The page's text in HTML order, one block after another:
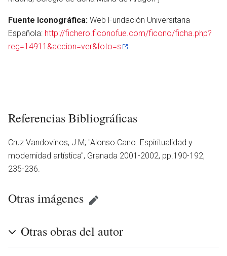
Fuente Iconográfica: Web Fundación Universitaria
Española: http://fichero.ficonofue.com/ficono/ficha.php?
reg=14911&accion=ver&foto=s
Referencias Bibliográficas
Cruz Vandovinos, J.M; ''Alonso Cano. Espiritualidad y
modernidad artística'', Granada 2001-2002, pp.190-192,
235-236.
Otras imágenes
Otras obras del autor